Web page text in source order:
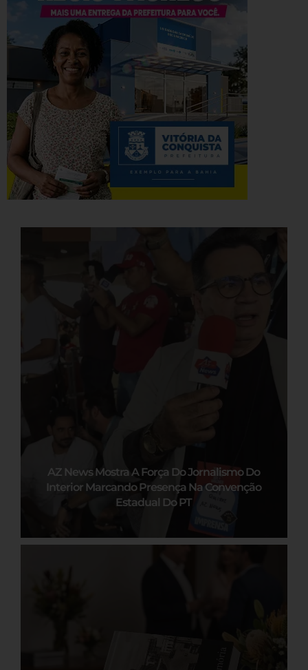
AZ News Mostra A Força Do Jornalismo Do
Interior Marcando Presença Na Convenção
Estadual Do PT